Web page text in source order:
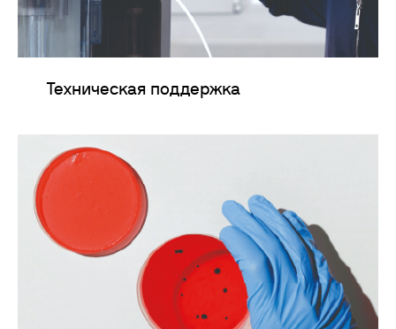
Техническая поддержка